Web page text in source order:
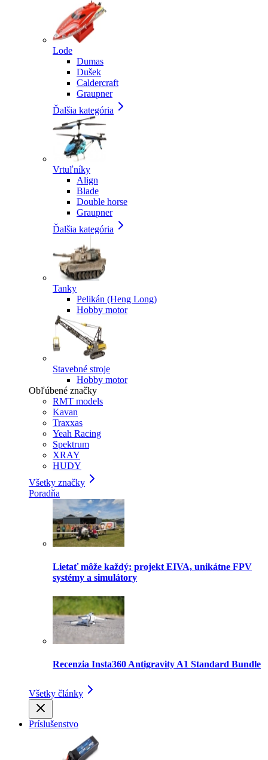
Lode
Dumas
Dušek
Caldercraft
Graupner
Ďalšia kategória
Vrtuľníky
Align
Blade
Double horse
Graupner
Ďalšia kategória
Tanky
Pelikán (Heng Long)
Hobby motor
Stavebné stroje
Hobby motor
Obľúbené značky
RMT models
Kavan
Traxxas
Yeah Racing
Spektrum
XRAY
HUDY
Všetky značky
Poradňa
Lietať môže každý: projekt EIVA, unikátne FPV
systémy a simulátory
Recenzia Insta360 Antigravity A1 Standard Bundle
Všetky články
Príslušenstvo